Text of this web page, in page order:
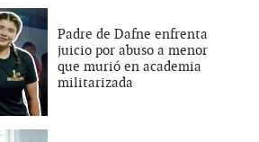
Padre de Dafne enfrenta
juicio por abuso a menor
que murió en academia
militarizada